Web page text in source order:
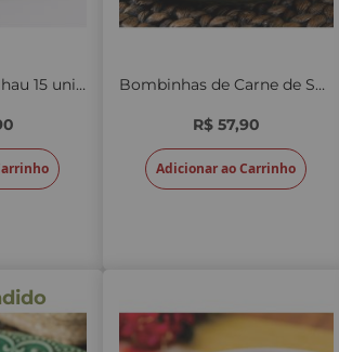
Bolinho de Bacalhau 15 unid. Bombinhas de Carne de Sol e Catupiry 12 unid. NOVA QUANTIDADE
R$ 57,90
Adicionar ao Carrinho